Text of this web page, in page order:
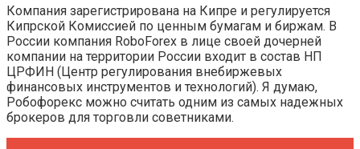
Компания зарегистрирована на Кипре и регулируется
Кипрской Комиссией по ценным бумагам и биржам. В
России компания RoboForex в лице своей дочерней
компании на территории России входит в состав НП
ЦРФИН (Центр регулирования внебиржевых
финансовых инструментов и технологий). Я думаю,
Робофорекс можно считать одним из самых надежных
брокеров для торговли советниками.